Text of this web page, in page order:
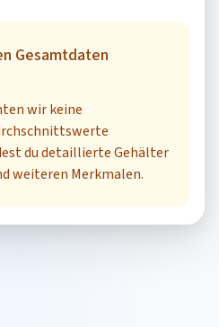
Gesamtdaten
wir keine
du detaillierte Gehälter
weiteren Merkmalen.